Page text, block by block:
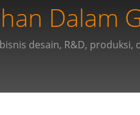
Dalam
desain, R&D,